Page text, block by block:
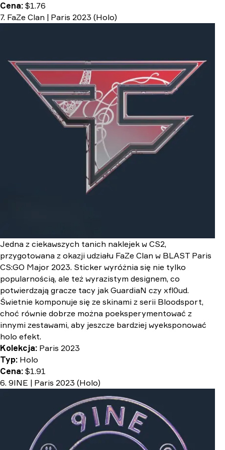
Cena: $1.76
7. FaZe Clan | Paris 2023 (Holo)
Jedna z ciekawszych tanich naklejek w CS2,
przygotowana z okazji udziału FaZe Clan w BLAST Paris
CS:GO Major 2023. Sticker wyróżnia się nie tylko
popularnością, ale też wyrazistym designem, co
potwierdzają gracze tacy jak GuardiaN czy xfl0ud.
Świetnie komponuje się ze skinami z serii Bloodsport,
choć równie dobrze można poeksperymentować z
innymi zestawami, aby jeszcze bardziej wyeksponować
holo efekt.
Kolekcja: Paris 2023
Typ: Holo
Cena: $1.91
6. 9INE | Paris 2023 (Holo)